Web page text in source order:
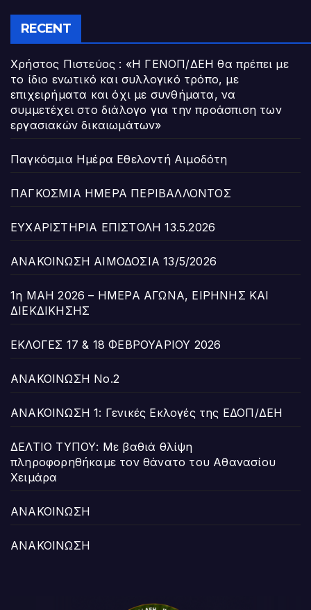
RECENT
Χρήστος Πιστεύος : «Η ΓΕΝΟΠ/ΔΕΗ θα πρέπει με
το ίδιο ενωτικό και συλλογικό τρόπο, με
επιχειρήματα και όχι με συνθήματα, να
συμμετέχει στο διάλογο για την προάσπιση των
εργασιακών δικαιωμάτων»
Παγκόσμια Ημέρα Εθελοντή Αιμοδότη
ΠΑΓΚΟΣΜΙΑ ΗΜΕΡΑ ΠΕΡΙΒΑΛΛΟΝΤΟΣ
ΕΥΧΑΡΙΣΤΗΡΙΑ ΕΠΙΣΤΟΛΗ 13.5.2026
ΑΝΑΚΟΙΝΩΣΗ ΑΙΜΟΔΟΣΙΑ 13/5/2026
1η ΜΑΗ 2026 – ΗΜΕΡΑ ΑΓΩΝΑ, ΕΙΡΗΝΗΣ ΚΑΙ
ΔΙΕΚΔΙΚΗΣΗΣ
ΕΚΛΟΓΕΣ 17 & 18 ΦΕΒΡΟΥΑΡΙΟΥ 2026
ΑΝΑΚΟΙΝΩΣΗ Νο.2
ΑΝΑΚΟΙΝΩΣΗ 1: Γενικές Εκλογές της ΕΔΟΠ/ΔΕΗ
ΔΕΛΤΙΟ ΤΥΠΟΥ: Με βαθιά θλίψη
πληροφορηθήκαμε τον θάνατο του Αθανασίου
Χειμάρα
ΑΝΑΚΟΙΝΩΣΗ
ΑΝΑΚΟΙΝΩΣΗ